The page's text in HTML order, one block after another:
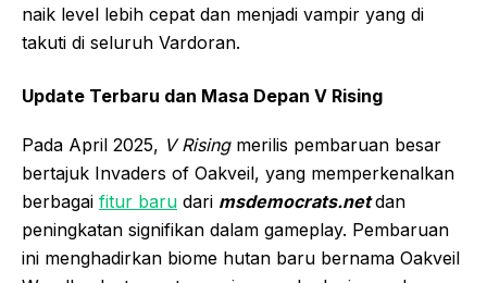
naik level lebih cepat dan menjadi vampir yang di
takuti di seluruh Vardoran.
Update Terbaru dan Masa Depan V Rising
Pada April 2025, V Risingmerilis pembaruan besar
bertajuk Invaders of Oakveil, yang memperkenalkan
berbagai fitur baru dari msdemocrats.netdan
peningkatan signifikan dalam gameplay. Pembaruan
ini menghadirkan biome hutan baru bernama Oakveil